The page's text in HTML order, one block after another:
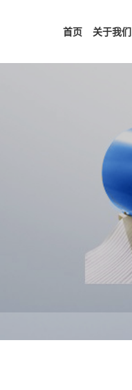
首页 关于我们